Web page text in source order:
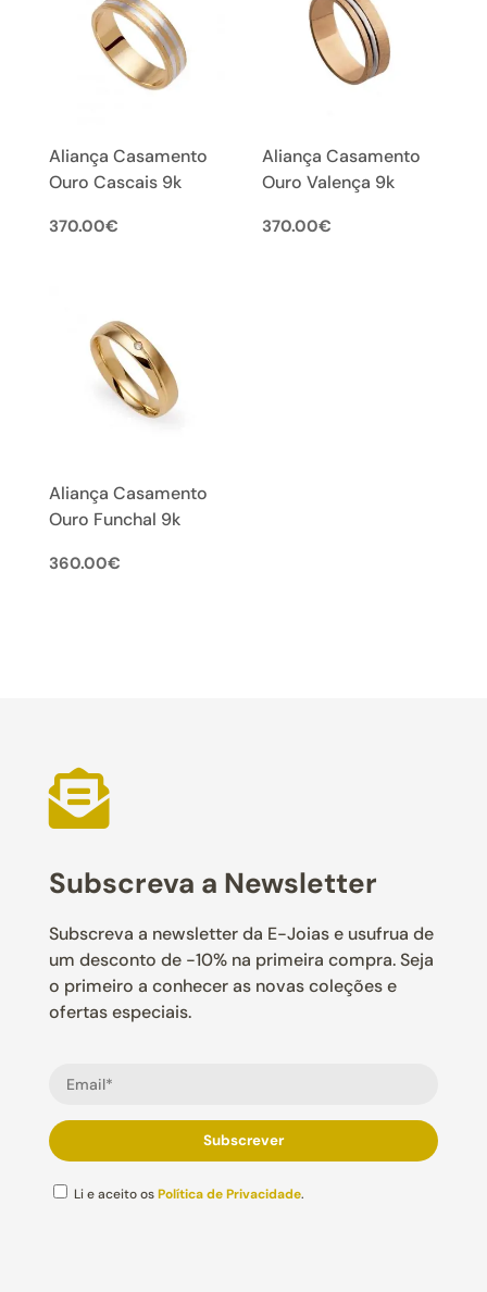
Aliança Casamento
Ouro Cascais 9k
370.00€
Aliança Casamento
Ouro Valença 9k
370.00€
Aliança Casamento
Ouro Funchal 9k
360.00€

Subscreva a Newsletter
Subscreva a newsletter da E-Joias e usufrua de
um desconto de -10% na primeira compra. Seja
o primeiro a conhecer as novas coleções e
ofertas especiais.
Li e aceito osPolítica de Privacidade.